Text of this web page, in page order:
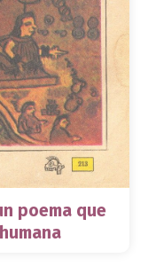
poema que